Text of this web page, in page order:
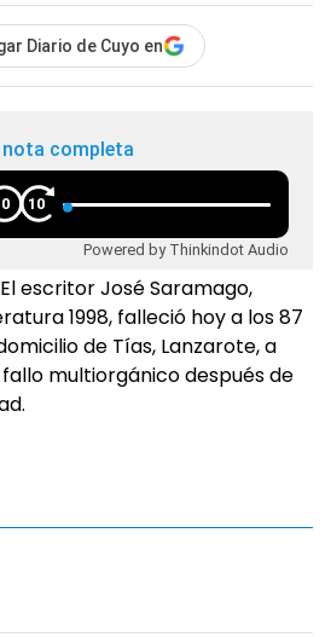
Diario de Cuyo en
nota completa
10
Powered by Thinkindot Audio
escritor José Saramago,
1998, falleció hoy a los 87
de Tías, Lanzarote, a
multiorgánico después de